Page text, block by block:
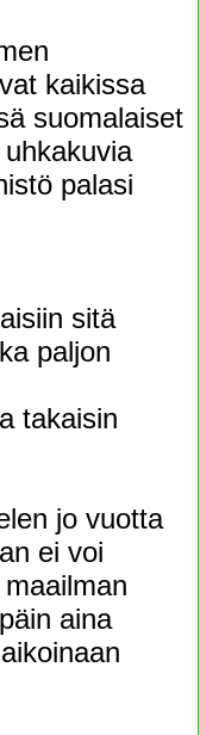
kaikissa
suomalaiset
palasi
sitä
paljon
takaisin
jo vuotta
ei voi
aina